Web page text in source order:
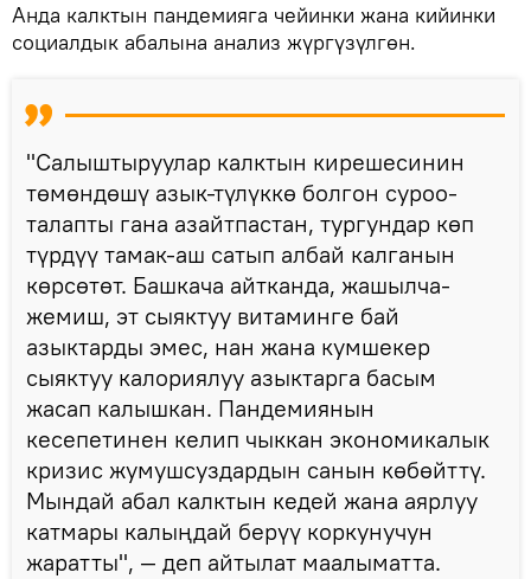
Анда калктын пандемияга чейинки жана кийинки
социалдык абалына анализ жүргүзүлгөн.
"Салыштыруулар калктын кирешесинин
төмөндөшү азык-түлүккө болгон суроо-
талапты гана азайтпастан, тургундар көп
түрдүү тамак-аш сатып албай калганын
көрсөтөт. Башкача айтканда, жашылча-
жемиш, эт сыяктуу витаминге бай
азыктарды эмес, нан жана кумшекер
сыяктуу калориялуу азыктарга басым
жасап калышкан. Пандемиянын
кесепетинен келип чыккан экономикалык
кризис жумушсуздардын санын көбөйттү.
Мындай абал калктын кедей жана аярлуу
катмары калыңдай берүү коркунучун
жаратты", — деп айтылат маалыматта.